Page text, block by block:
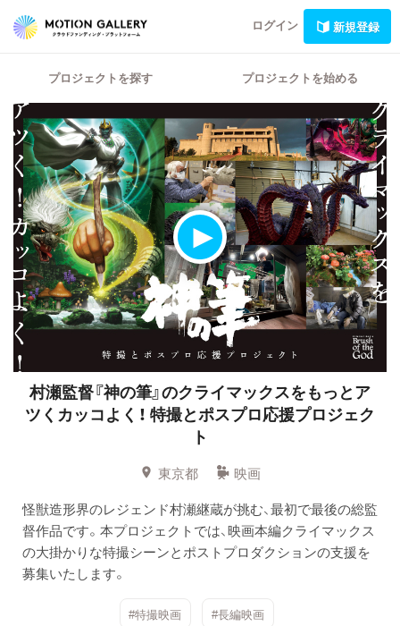
ログイン 新規登録
プロジェクトを探す プロジェクトを始める
村瀬監督『神の筆』のクライマックスをもっとア
ツくカッコよく！ 特撮とポスプロ応援プロジェク
ト
東京都
映画
怪獣造形界のレジェンド村瀬継蔵が挑む、最初で最後の総監
督作品です。本プロジェクトでは、映画本編クライマックス
の大掛かりな特撮シーンとポストプロダクションの支援を
募集いたします。
#特撮映画 #長編映画